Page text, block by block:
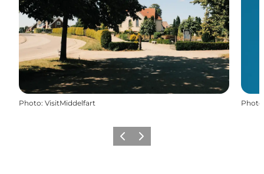
Photo: VisitMiddelfart Photo
PrécédentSuivant